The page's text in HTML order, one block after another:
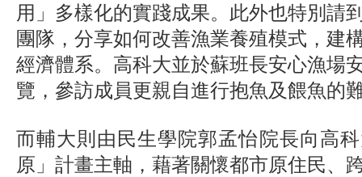
用」多樣化的實踐成果。此外也特別請
團隊，分享如何改善漁業養殖模式，建
經濟體系。高科大並於蘇班長安心漁場
覽，參訪成員更親自進行抱魚及餵魚的
而輔大則由民生學院郭孟怡院長向高
原」計畫主軸，藉著關懷都市原住民、